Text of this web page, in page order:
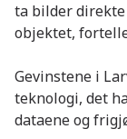
ta bilder
objektet,
Gevinstene i
teknologi, det
dataene og